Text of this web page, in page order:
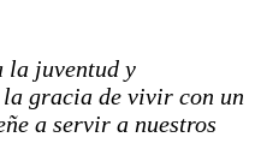
la juventud y
la gracia de vivir con un
a servir a nuestros